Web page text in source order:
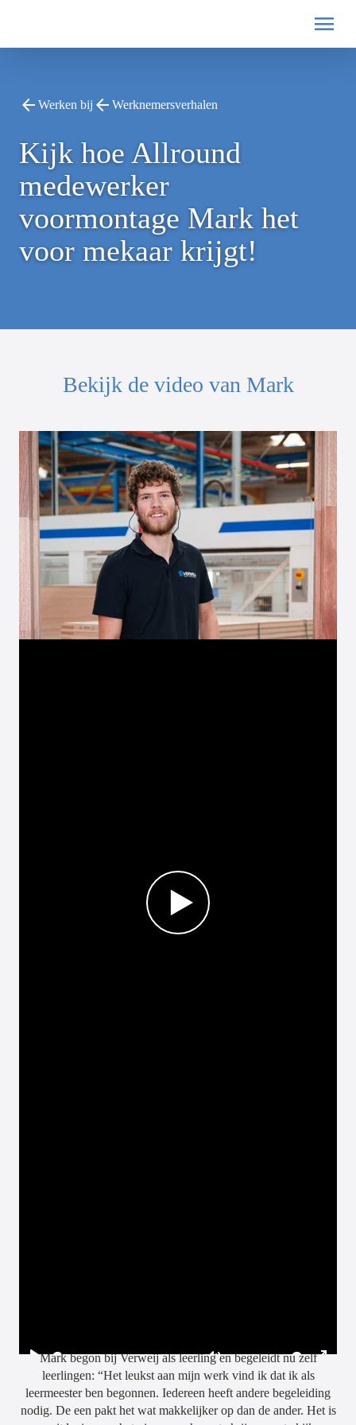
Werken bij Werknemersverhalen
Kijk hoe Allround
medewerker
voormontage Mark het
voor mekaar krijgt!
Bekijk de video van Mark
Play Mute
Mark begon bij Verweij als leerling en begeleidt nu zelf
leerlingen: “Het leukst aan mijn werk vind ik dat ik als
leermeester ben begonnen. Iedereen heeft andere begeleiding
nodig. De een pakt het wat makkelijker op dan de ander. Het is